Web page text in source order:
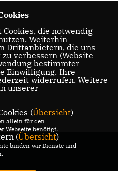
Cookies, die notwendig
Weiterhin
Drittanbietern, die uns
verbessern (Website-
bestimmter
Einwilligung. Ihre
widerrufen. Weitere
unserer
(Übersicht)
allein für den
Webseite benötigt.
(Übersicht)
binden wir Dienste und